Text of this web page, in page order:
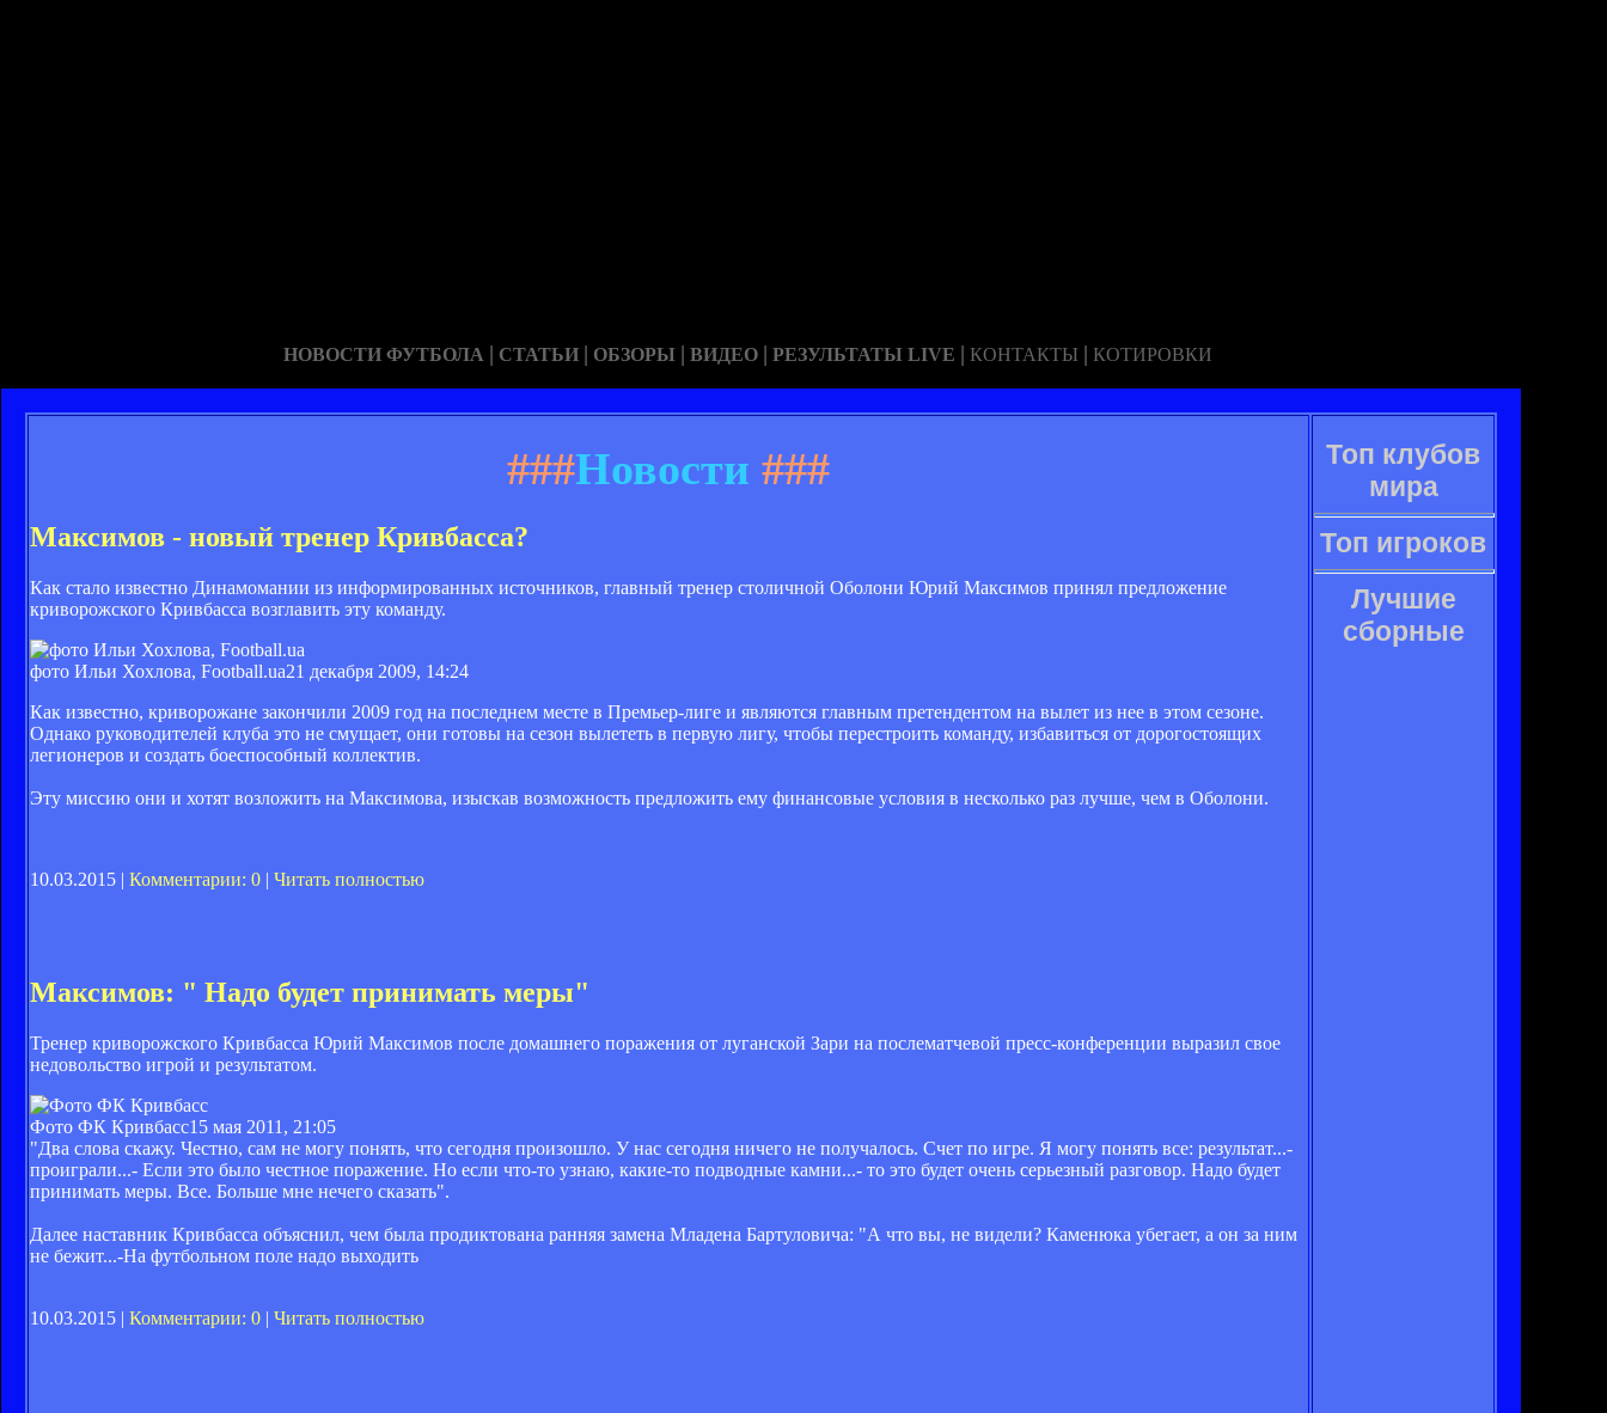
НОВОСТИ ФУТБОЛА | СТАТЬИ | ОБЗОРЫ | ВИДЕО | РЕЗУЛЬТАТЫ LIVE | КОНТАКТЫ | КОТИРОВКИ
###Новости ###
Максимов - новый тренер Кривбасса?
Как стало известно Динамомании из информированных источников, главный тренер столичной Оболони Юрий Максимов принял предложение
криворожского Кривбасса возглавить эту команду.
фото Ильи Хохлова, Football.ua21 декабря 2009, 14:24
Как известно, криворожане закончили 2009 год на последнем месте в Премьер-лиге и являются главным претендентом на вылет из нее в этом сезоне.
Однако руководителей клуба это не смущает, они готовы на сезон вылететь в первую лигу, чтобы перестроить команду, избавиться от дорогостоящих
легионеров и создать боеспособный коллектив.
Эту миссию они и хотят возложить на Максимова, изыскав возможность предложить ему финансовые условия в несколько раз лучше, чем в Оболони.
10.03.2015 | Комментарии: 0 | Читать полностью
Максимов: " Надо будет принимать меры"
Тренер криворожского Кривбасса Юрий Максимов после домашнего поражения от луганской Зари на послематчевой пресс-конференции выразил свое
недовольство игрой и результатом.
Фото ФК Кривбасс15 мая 2011, 21:05
"Два слова скажу. Честно, сам не могу понять, что сегодня произошло. У нас сегодня ничего не получалось. Счет по игре. Я могу понять все: результат...-
проиграли...- Если это было честное поражение. Но если что-то узнаю, какие-то подводные камни...- то это будет очень серьезный разговор. Надо будет
принимать меры. Все. Больше мне нечего сказать".
Далее наставник Кривбасса объяснил, чем была продиктована ранняя замена Младена Бартуловича: "А что вы, не видели? Каменюка убегает, а он за ним
не бежит...-На футбольном поле надо выходить
10.03.2015 | Комментарии: 0 | Читать полностью
Топ клубов
мира
Топ игроков
Лучшие
сборные